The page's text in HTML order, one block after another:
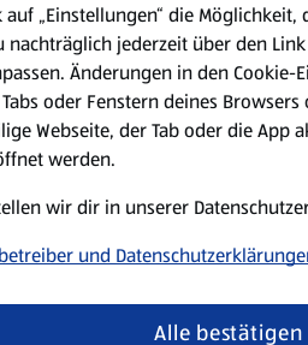
auf „Einstellungen“ die
nachträglich jederzeit über den
Änderungen in den
oder Fenstern deines
Webseite, der Tab oder die App
werden.
wir dir in unserer
und
Alle bestätigen